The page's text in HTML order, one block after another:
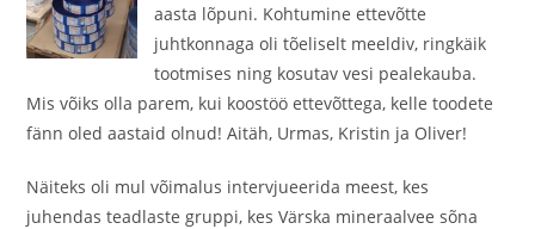
aasta lõpuni. Kohtumine ettevõtte
juhtkonnaga oli tõeliselt meeldiv, ringkäik
tootmises ning kosutav vesi pealekauba.
Mis võiks olla parem, kui koostöö ettevõttega, kelle toodete
fänn oled aastaid olnud! Aitäh, Urmas, Kristin ja Oliver!
Näiteks oli mul võimalus intervjueerida meest, kes
juhendas teadlaste gruppi, kes Värska mineraalvee sõna